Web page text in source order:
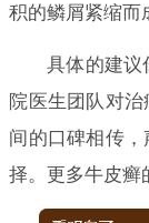
积的鳞屑紧缩而
具体的建议
院医生团队对
间的口碑相传
择。更多牛皮癣